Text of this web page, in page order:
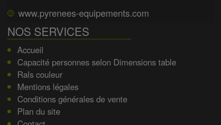
www.pyrenees-equipements.com
NOS SERVICES
Accueil
Capacité personnes selon Dimensions table
Rals couleur
Mentions légales
Conditions générales de vente
Plan du site